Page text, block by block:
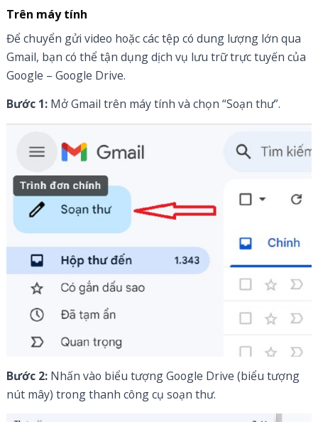
Trên máy tính
Để chuyển gửi video hoặc các tệp có dung lượng lớn qua
Gmail, bạn có thể tận dụng dịch vụ lưu trữ trực tuyến của
Google – Google Drive.
Bước 1: Mở Gmail trên máy tính và chọn “Soạn thư”.
Bước 2: Nhấn vào biểu tượng Google Drive (biểu tượng
nút mây) trong thanh công cụ soạn thư.